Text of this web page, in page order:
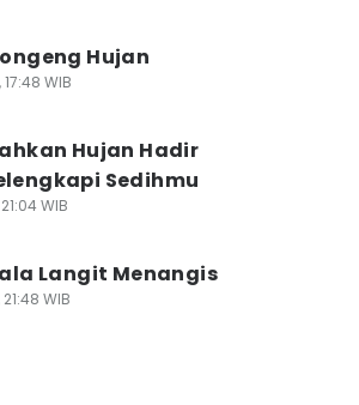
Hujan
WIB
Hujan Hadir
Sedihmu
WIB
Langit Menangis
WIB